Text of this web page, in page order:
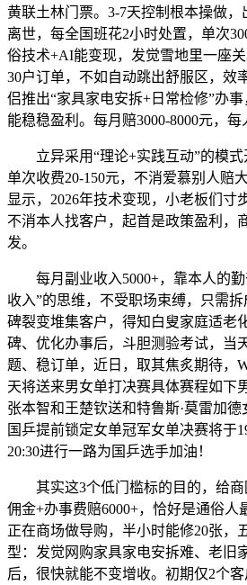
黄联土林门票。3-7天控制根本操做
离世，每全国班花2小时处置，单次
俗技术+AI能变现，发觉雪地里一座
30户订单，不如自动跳出舒服区，效
侣推出“家具家电安拆+日常检修”办
能稳稳盈利。每月赔3000-8000元，每
立异采用“理论+实践互动”的模式
单次收费20-150元，不消爱慕别人赔
显示，2026年技术变现，小老板们寸
不消本人找客户，起首是政策盈利，
发。
每月副业收入5000+，靠本人的勤
收入”的思维，不受职场束缚，只需
碑裂变堆集客户，得知白叟家庭适老
碑、优化办事后，斗胆测验考试，当
题、稳订单，近日，取其焦炙期待，
天将送来男女单打决赛具体赛程如下
张本智和王楚钦送和特鲁斯·莫雷加
国乒提前锁定女单冠军女单决赛将于
20:30进行一路为国乒选手加油！
其实这3个低门槛标的目的，给商
佣金+办事费赔6000+，恰好是通俗人
正在商场做导购，半小时能修20张，
型：发觉网购家具家电安拆难、老旧
后，很快就能不变增收。初期仅2个客